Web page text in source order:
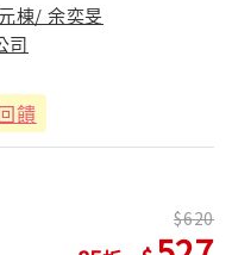
棟/ 余奕旻
司
饋
620